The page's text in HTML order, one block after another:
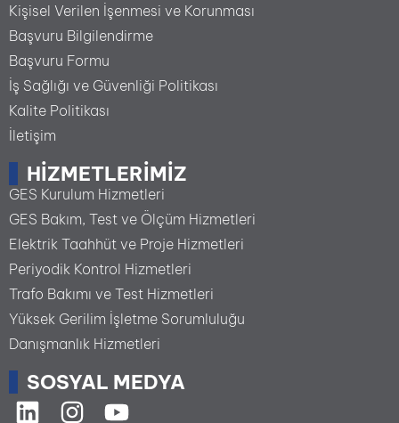
Kişisel Verilen İşenmesi ve Korunması
Başvuru Bilgilendirme
Başvuru Formu
İş Sağlığı ve Güvenliği Politikası
Kalite Politikası
İletişim
HIZMETLERIMIZ
GES Kurulum Hizmetleri
GES Bakım, Test ve Ölçüm Hizmetleri
Elektrik Taahhüt ve Proje Hizmetleri
Periyodik Kontrol Hizmetleri
Trafo Bakımı ve Test Hizmetleri
Yüksek Gerilim İşletme Sorumluluğu
Danışmanlık Hizmetleri
SOSYAL MEDYA